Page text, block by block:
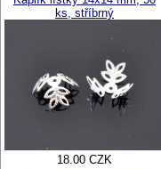
ks, stříbrný
18.00 CZK